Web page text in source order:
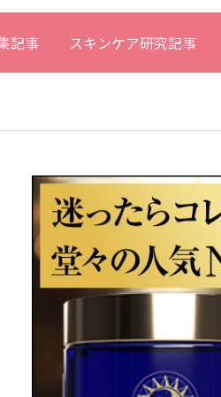
記事 スキンケア研究記事